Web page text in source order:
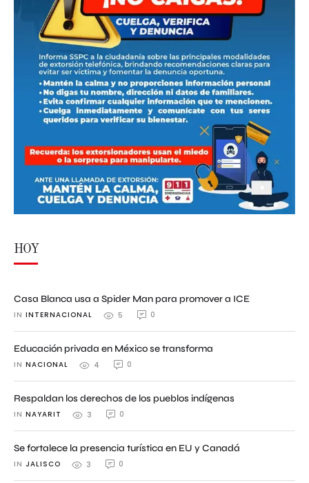
HOY
Casa Blanca usa a Spider Man para promover a ICE
IN INTERNACIONAL 5 0
Educación privada en México se transforma
IN NACIONAL 4 0
Respaldan los derechos de los pueblos indígenas
IN NAYARIT 3 0
Se fortalece la presencia turística en EU y Canadá
IN JALISCO 3 0